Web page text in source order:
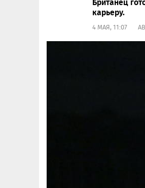
карьеру.
4 МАЯ, 11:07